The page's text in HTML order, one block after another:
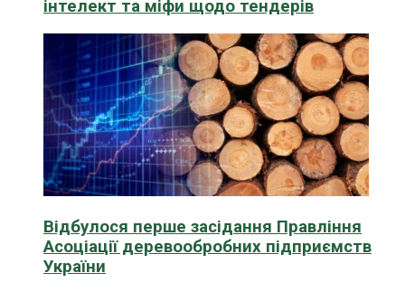
інтелект та міфи щодо тендерів
Відбулося перше засідання Правління
Асоціації деревообробних підприємств
України